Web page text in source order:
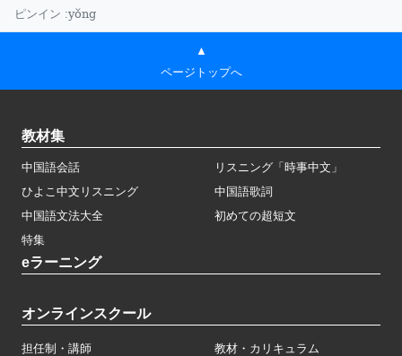
ピンイン :yǒng
▲
ページトップへ
教材集
中国語会話
リスニング「時事中文」
ひよこ中文リスニング
中国語歌詞
中国語文法大全
初めての超短文
特集
eラーニング
オンラインスクール
担任制・講師 教材・カリキュラム